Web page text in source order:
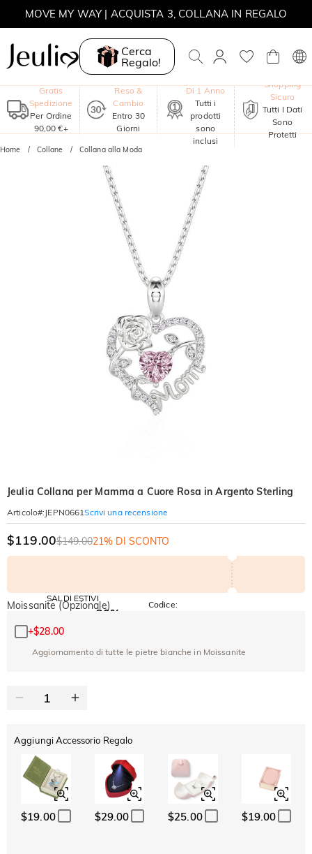
MOVE MY WAY | ACQUISTA 3, COLLANA IN REGALO
Cerca
Regalo!
Gratis
Spedizione
Per Ordine
90,00 €+
Reso &
Cambio
Entro 30
Giorni
Di 1 Anno
Tutti i
prodotti
sono
inclusi
Shopping
Sicuro
Tutti I Dati
Sono
Protetti
Home Collane Collana alla Moda
Jeulia Collana per Mamma a Cuore Rosa in Argento Sterling
Articolo#: JEPN0661Scrivi una recensione
$119.00$149.0021% DI SCONTO
SALDI ESTIVI
SU TUTTO
-30%
Codice:
Moissanite (Opzionale)
+$28.00
Aggiornamento di tutte le pietre bianche in Moissanite
Aggiungi Accessorio Regalo
$19.00 $29.00 $25.00 $19.00